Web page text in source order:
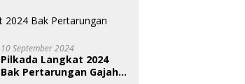
Debat Pilkada
10 September 2024
Pilkada Langkat 2024
Bak Pertarungan Gajah